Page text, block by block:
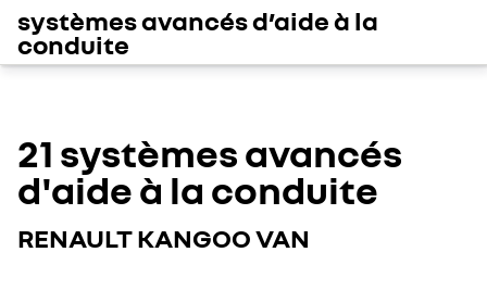
systèmes avancés d’aide à la
conduite
21 systèmes avancés
d'aide à la conduite
RENAULT KANGOO VAN